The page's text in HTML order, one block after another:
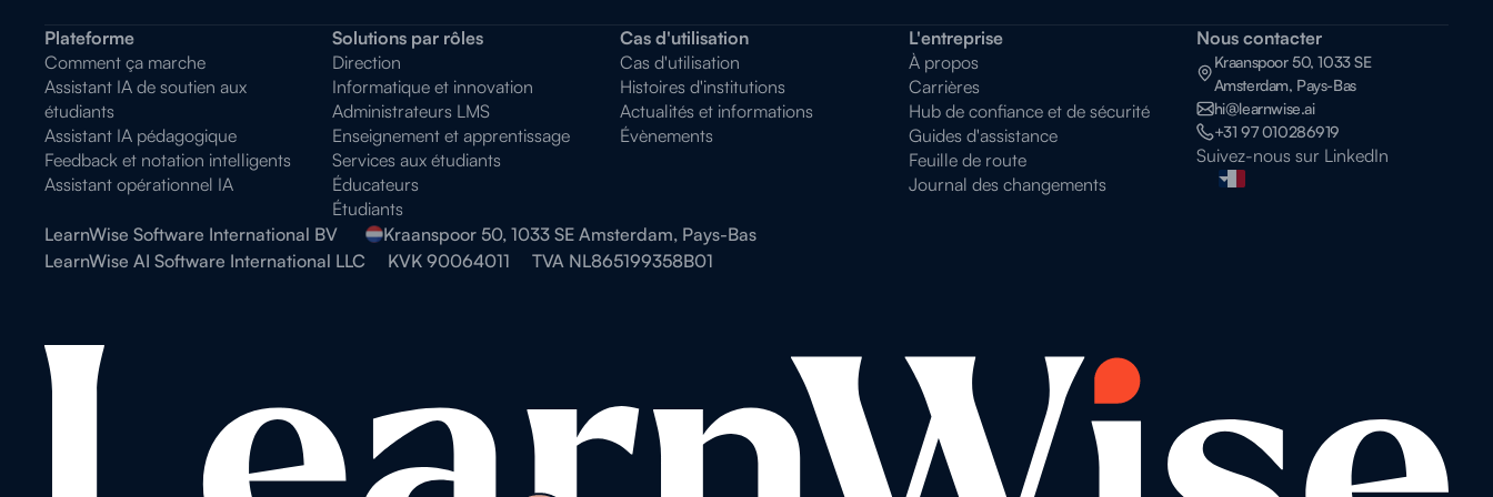
Plateforme
Comment ça marche
Assistant IA de soutien aux
étudiants
Assistant IA pédagogique
Feedback et notation intelligents
Assistant opérationnel IA
Solutions par rôles
Direction
Informatique et innovation
Administrateurs LMS
Enseignement et apprentissage
Services aux étudiants
Éducateurs
Étudiants
Cas d'utilisation
Cas d'utilisation
Histoires d'institutions
Actualités et informations
Évènements
L'entreprise
À propos
Carrières
Hub de confiance et de sécurité
Guides d'assistance
Feuille de route
Journal des changements
Nous contacter
Kraanspoor 50, 1033 SE
Amsterdam, Pays-Bas
hi@learnwise.ai
+31 97 010286919
Suivez-nous sur LinkedIn
LearnWise Software International BV
LearnWise AI Software International LLC
Kraanspoor 50, 1033 SE Amsterdam, Pays-Bas
KVK 90064011
TVA NL865199358B01